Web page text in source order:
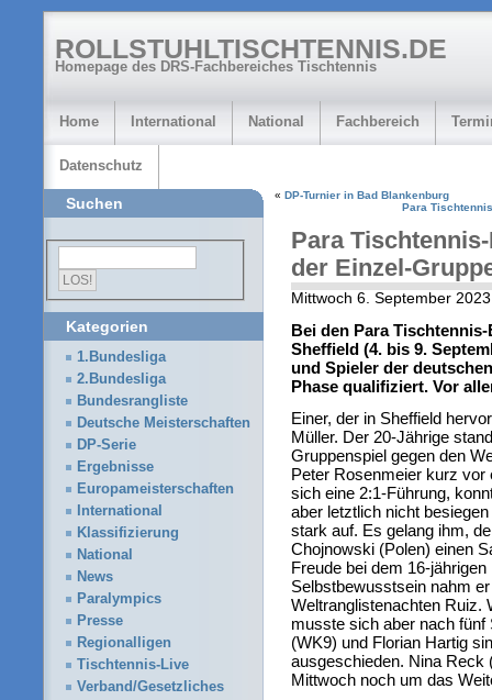
ROLLSTUHLTISCHTENNIS.DE
Homepage des DRS-Fachbereiches Tischtennis
Home International National Fachbereich
Datenschutz
« DP-Turnier in Bad Blankenburg
Para
Para
der Einzel-
Mittwoch 6. September
Bei den Para
Sheffield (4. bis 9.
und Spieler der
Phase qualifiziert. Vor
Einer, der in Sheffield
Müller. Der 20-Jährige
Gruppenspiel gegen den
Peter Rosenmeier kurz vor
sich eine 2:1-Führung,
aber letztlich nicht
stark auf. Es gelang ihm,
Chojnowski (Polen) einen
Freude bei dem 16-
Selbstbewusstsein nahm
Weltranglistenachten Ruiz.
musste sich aber nach fünf
(WK9) und Florian Hartig
ausgeschieden. Nina Reck
Mittwoch noch um das
Suchen
Kategorien
1.Bundesliga
2.Bundesliga
Bundesrangliste
Deutsche Meisterschaften
DP-Serie
Ergebnisse
Europameisterschaften
International
Klassifizierung
National
News
Paralympics
Presse
Regionalligen
Tischtennis-Live
Verband/Gesetzliches